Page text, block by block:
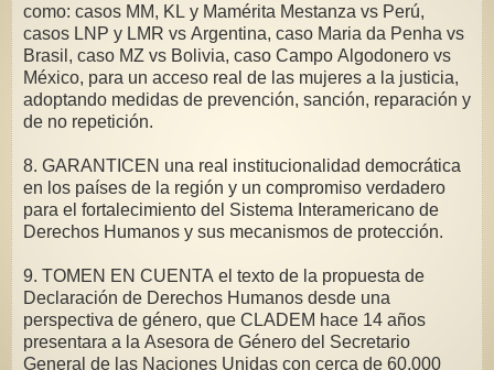
como: casos MM, KL y Mamérita Mestanza vs Perú,
casos LNP y LMR vs Argentina, caso Maria da Penha vs
Brasil, caso MZ vs Bolivia, caso Campo Algodonero vs
México, para un acceso real de las mujeres a la justicia,
adoptando medidas de prevención, sanción, reparación y
de no repetición.
8. GARANTICEN una real institucionalidad democrática
en los países de la región y un compromiso verdadero
para el fortalecimiento del Sistema Interamericano de
Derechos Humanos y sus mecanismos de protección.
9. TOMEN EN CUENTA el texto de la propuesta de
Declaración de Derechos Humanos desde una
perspectiva de género, que CLADEM hace 14 años
presentara a la Asesora de Género del Secretario
General de las Naciones Unidas con cerca de 60,000